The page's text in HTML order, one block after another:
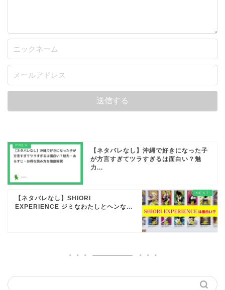
【ネタバレなし】沖縄で好きになった子
が方言すぎてツラすぎるは面白い？魅
力...
【ネタバレなし】SHIORI
EXPERIENCE ジミなわたしとヘンな...